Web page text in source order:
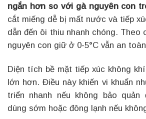
ngắn hơn so với gà nguyên con
cắt miếng dễ bị mất nước và tiếp
dẫn đến ôi thiu nhanh chóng. Theo
nguyên con giữ ở 0-5°C vẫn an
Diện tích bề mặt tiếp xúc không
lớn hơn. Điều này khiến vi khuẩn
triển nhanh nếu không bảo quản
dùng sớm hoặc đông lạnh nếu